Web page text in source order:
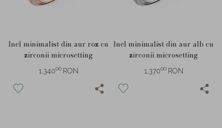
Inel minimalist din aur roz cu
zirconii microsetting
1,34000 RON
Inel minimalist din aur alb cu
zirconii microsetting
1,37000 RON